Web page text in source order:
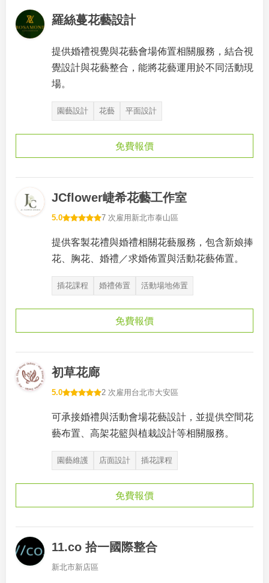
羅絲蔓花藝設計
提供婚禮視覺與花藝會場佈置相關服務，結合視
覺設計與花藝整合，能將花藝運用於不同活動現
場。
園藝設計 花藝 平面設計
免費報價
JCflower崨希花藝工作室
5.0 7 次雇用 新北市泰山區
提供客製花禮與婚禮相關花藝服務，包含新娘捧
花、胸花、婚禮／求婚佈置與活動花藝佈置。
插花課程 婚禮佈置 活動場地佈置
免費報價
初草花廊
5.0 2 次雇用 台北市大安區
可承接婚禮與活動會場花藝設計，並提供空間花
藝布置、高架花籃與植栽設計等相關服務。
園藝維護 店面設計 插花課程
免費報價
11.co 拾一國際整合
新北市新店區